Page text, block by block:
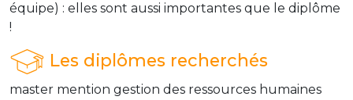
équipe) : elles sont aussi importantes que le diplôme
!
Les diplômes recherchés
master mention gestion des ressources humaines